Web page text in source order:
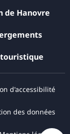
de Hanovre
d'accessibilité
des données